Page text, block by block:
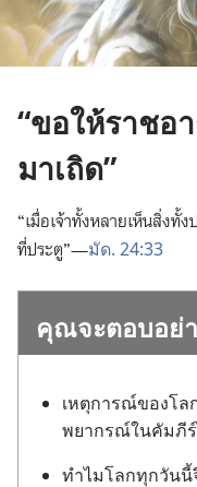
“ขอให้ราชอ
มาเถิด”
“เมื่อเจ้าทั้งหลายเห็นสิ่งทั้ง
ที่ประตู”—มัด. 24:33
คุณจะตอบอย่
เหตุการณ์ของโล
พยากรณ์ในคัมภีร์
ทำไมโลกทุกวันนี้